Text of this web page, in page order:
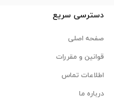
دسترسی سریع
صفحه اصلی
قوانین و مقررات
اطلاعات تماس
درباره ما